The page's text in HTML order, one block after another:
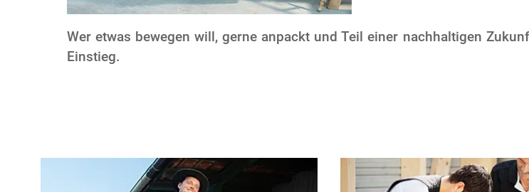
Wer etwas bewegen will, gerne anpackt und Teil einer nachhaltigen
Einstieg.